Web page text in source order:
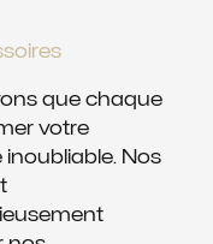
que chaque
votre
Nos